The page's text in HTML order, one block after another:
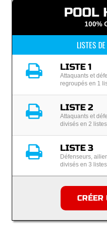
POOL
100%
LISTES
LISTE 1
Attaquants et
regroupés en 1
LISTE 2
Attaquants et
divisés en 2
LISTE 3
Défenseurs,
divisés en 3
CRÉER